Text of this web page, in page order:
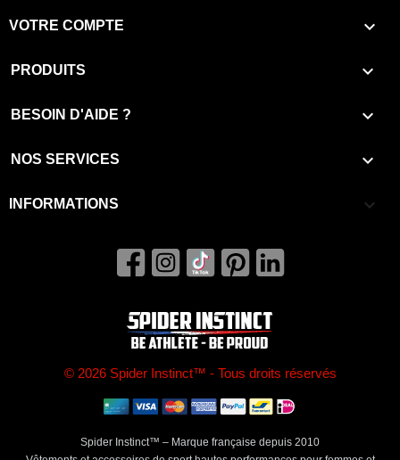
VOTRE COMPTE 
PRODUITS 
BESOIN D'AIDE ? 
NOS SERVICES 
INFORMATIONS keyboard_arrow_down
© 2026 Spider Instinct™ - Tous droits réservés
Spider Instinct™ – Marque française depuis 2010